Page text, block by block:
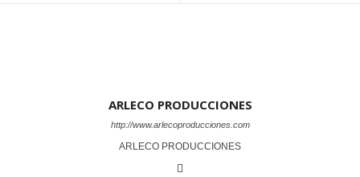
ARLECO PRODUCCIONES
http://www.arlecoproducciones.com
ARLECO PRODUCCIONES